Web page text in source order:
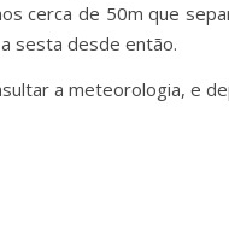
cerca de 50m que
sesta desde então.
a meteorologia, e